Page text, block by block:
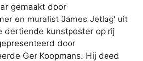
gemaakt door
en muralist ‘James Jetlag’ uit
dertiende kunstposter op rij
door
Ger Koopmans. Hij deed